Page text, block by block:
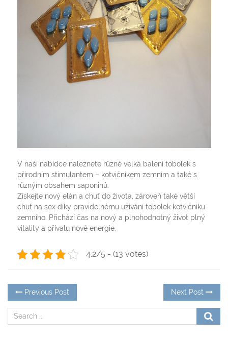
V naší nabídce naleznete různě velká balení tobolek s
přírodním stimulantem – kotvičníkem zemním a také s
různým obsahem saponinů.
Získejte nový elán a chuť do života, zároveň také větší
chuť na sex díky pravidelnému užívání tobolek kotvičníku
zemního. Přichází čas na nový a plnohodnotný život plný
vitality a přívalu nové energie.
4.2/5 - (13 votes)
Navigace
pro
příspěvek
Previous Post
post:
Next Post